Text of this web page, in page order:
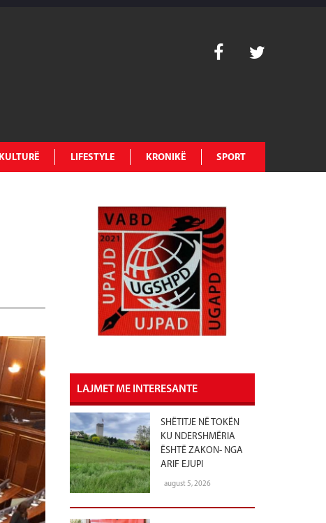
KULTURË LIFESTYLE KRONIKË SPORT
LAJMET ME INTERESANTE
SHËTITJE NË TOKËN
KU NDERSHMËRIA
ËSHTË ZAKON- NGA
ARIF EJUPI
august 5, 2026